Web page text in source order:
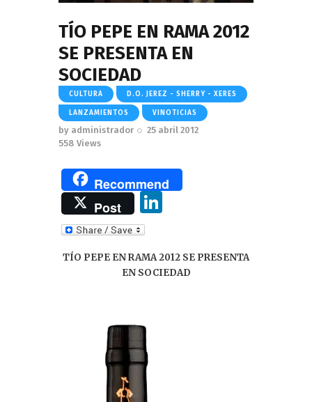
TÍO PEPE EN RAMA 2012
SE PRESENTA EN
SOCIEDAD
CULTURA D.O. JEREZ - SHERRY - XERES
LANZAMIENTOS VINOTICIAS
by administrador
25 abril 2012
558 Views
Recommend
Post
k
e
TÍO PEPE EN RAMA 2012 SE PRESENTA
EN SOCIEDAD